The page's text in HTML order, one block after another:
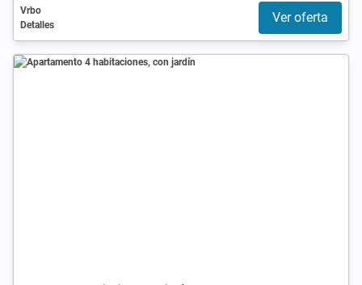
Vrbo
Detalles
Ver oferta